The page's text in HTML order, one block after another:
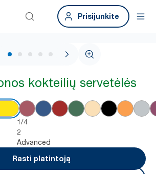
Prisijunkite
1 / 5
kokteilių servetėlės
1/4
2
Advanced
Rasti platintoją